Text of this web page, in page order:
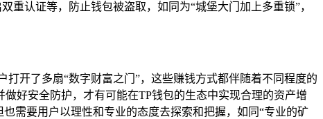
重认证等，防止钱包被盗取，如同为“城堡大门加上多重锁”，
开了多扇“数字财富之门”，这些赚钱方式都伴随着不同程度的
好安全防护，才有可能在TP钱包的生态中实现合理的资产增
需要用户以理性和专业的态度去探索和把握，如同“专业的矿